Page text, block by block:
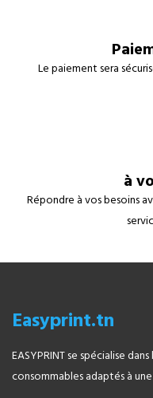
Le paiement sera
à
Répondre à vos besoins
Easyprint.tn
EASYPRINT se spécialise
consommables adaptés à